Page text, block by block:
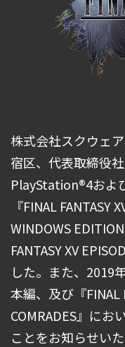
株式会社スクウェ
宿区、代表取締役
PlayStation®4およ
『FINAL FANTASY
WINDOWS
FANTASY XV
した。また、2019
本編、及び『FINAL
COMRADES』にお
ことをお知らせいた